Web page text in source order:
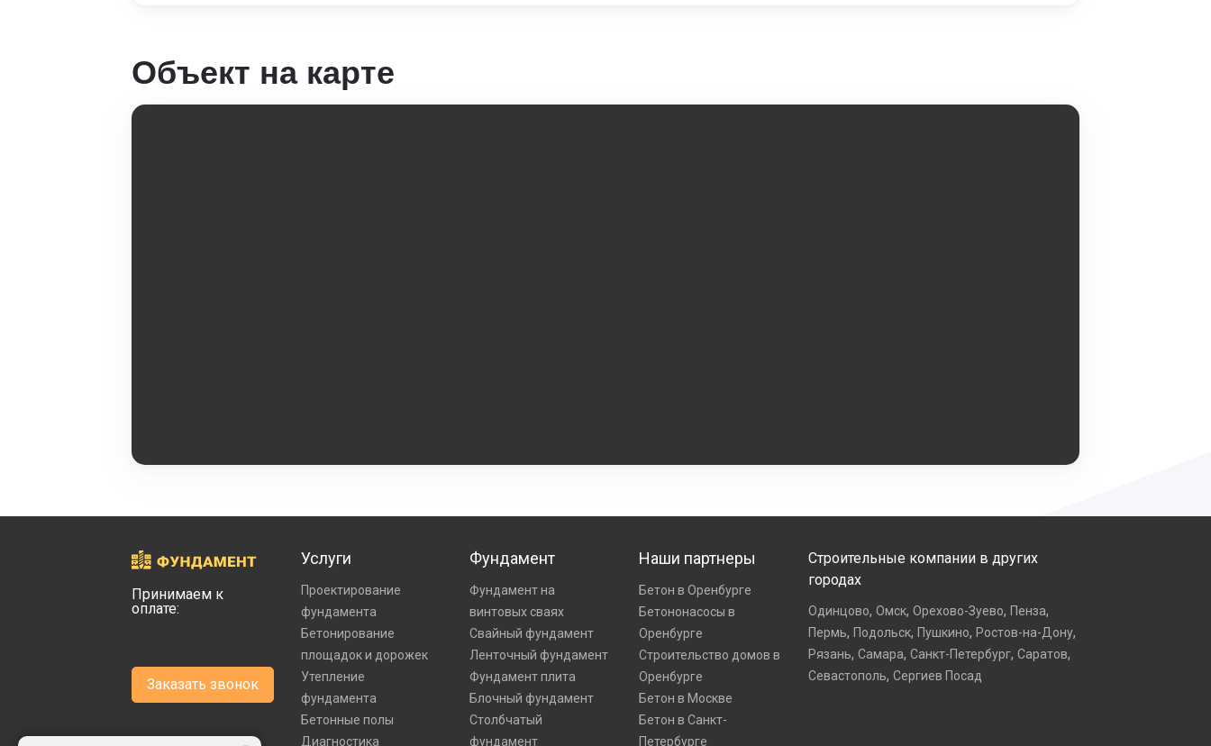
Объект на карте
Принимаем к
оплате:
Заказать звонок
Услуги
Проектирование
фундамента
Бетонирование
площадок и дорожек
Утепление
фундамента
Бетонные полы
Диагностика
Фундамент
Фундамент на
винтовых сваях
Свайный фундамент
Ленточный фундамент
Фундамент плита
Блочный фундамент
Столбчатый
фундамент
Наши партнеры
Бетон в Оренбурге
Бетононасосы в
Оренбурге
Строительство домов в
Оренбурге
Бетон в Москве
Бетон в Санкт-
Петербурге
Строительные компании в других
городах
Одинцово, Омск, Орехово-Зуево, Пенза,
Пермь, Подольск, Пушкино, Ростов-на-Дону,
Рязань, Самара, Санкт-Петербург, Саратов,
Севастополь, Сергиев Посад